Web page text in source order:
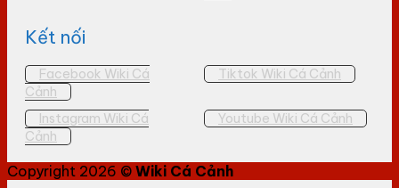
Kết nối
Facebook Wiki Cá
Cảnh
Tiktok Wiki Cá Cảnh
Instagram Wiki Cá
Cảnh
Youtube Wiki Cá Cảnh
Copyright 2026 © Wiki Cá Cảnh